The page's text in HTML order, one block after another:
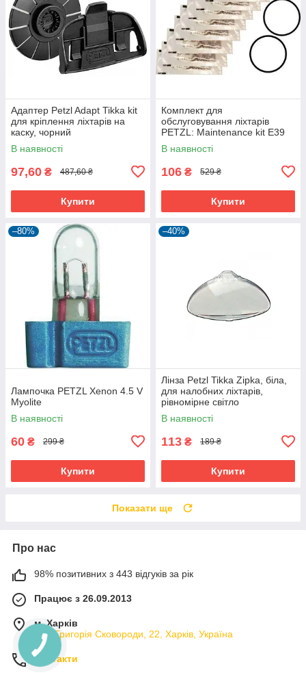
Адаптер Petzl Adapt Tikka kit
для кріплення ліхтарів на
каску, чорний
В наявності
97,60 ₴ 487,60 ₴
Купити
Комплект для
обслуговування ліхтарів
PETZL: Maintenance kit E39
E40
В наявності
106 ₴ 529 ₴
Купити
–80%
Лампочка PETZL Xenon 4.5 V
Myolite
В наявності
60 ₴ 299 ₴
Купити
–40%
Лінза Petzl Tikka Zipka, біла,
для налобних ліхтарів,
рівномірне світло
В наявності
113 ₴ 189 ₴
Купити
Показати ще
Про нас
98% позитивних з 443 відгуків за рік
Працює з 26.09.2013
м. Харків
вул. Григорія Сковороди, 22, Харків, Україна
Контакти